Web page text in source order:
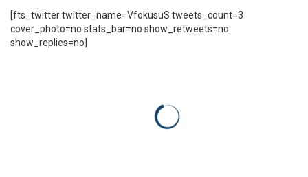
[fts_twitter twitter_name=VfokusuS tweets_count=3
cover_photo=no stats_bar=no show_retweets=no
show_replies=no]